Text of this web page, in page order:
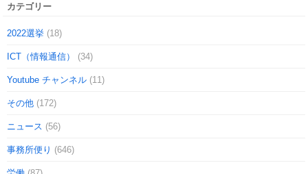
カテゴリー
2022選挙 (18)
ICT（情報通信） (34)
Youtube チャンネル (11)
その他 (172)
ニュース (56)
事務所便り (646)